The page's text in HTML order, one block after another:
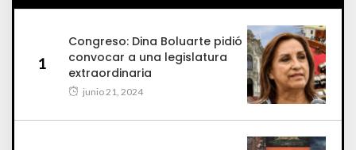
1
Congreso: Dina Boluarte pidió
convocar a una legislatura
extraordinaria
junio 21, 2024